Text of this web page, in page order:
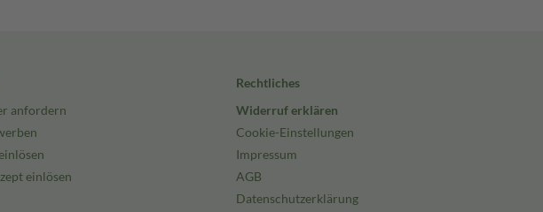
anfordern
einlösen
Rechtliches
Widerruf erklären
Cookie-Einstellungen
Impressum
AGB
Datenschutzerklärung